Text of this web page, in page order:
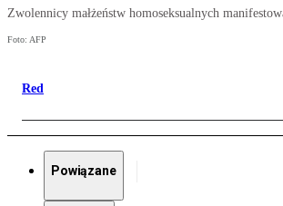
Zwolennicy małżeństw homoseksualnych
Foto: AFP
Red
Powiązane